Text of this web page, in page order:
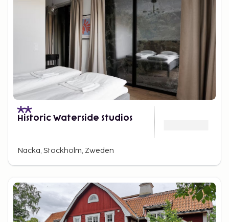
Historic Waterside Studios
Nacka, Stockholm, Zweden